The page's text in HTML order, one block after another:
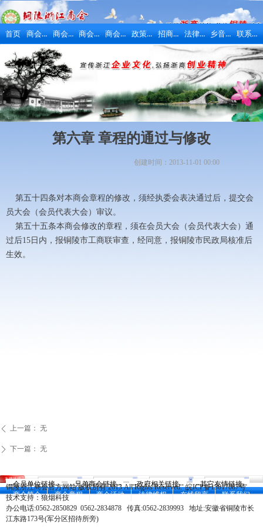
首页 商会概况 商会动态 商会活动 商会风采 政策法规 招商引资 法律维权 乡音乡情 联系我们
第六章 章程的通过与修改
第五十四条对本商会章程的修改，须经执委会表决通过后，提交会
员大会（会员代表大会）审议。
第五十五条本商会修改的章程，须在会员大会（会员代表大会）通
过后15日内，报铜陵市工商联审查，经同意，报铜陵市民政局核准后
生效。
ꄴ 上一篇： 无
ꄲ 下一篇： 无
创建时间： 2013-11-01 00:00
--会员单位链接-- --兄弟商会链接-- --政府相关链接--
--其它友情链接--
商会简介
商会章程 商会活动 法律维权 在线留言 联系我们
铜陵浙江商会官方网站 版权所有 2013 All Rights Reserved.皖ICP备13017087号
技术支持： 狼烟科技
办公电话:0562-2850829 0562-2834878 传真:0562-2839993 地址:安徽省铜陵市长
江东路173号(军分区招待所旁)